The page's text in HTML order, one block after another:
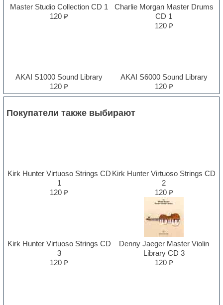
Master Studio Collection CD 1
120 ₽
Charlie Morgan Master Drums
CD 1
120 ₽
AKAI S1000 Sound Library
120 ₽
AKAI S6000 Sound Library
120 ₽
Покупатели также выбирают
Kirk Hunter Virtuoso Strings CD
1
120 ₽
Kirk Hunter Virtuoso Strings CD
2
120 ₽
Kirk Hunter Virtuoso Strings CD
3
120 ₽
Denny Jaeger Master Violin
Library CD 3
120 ₽